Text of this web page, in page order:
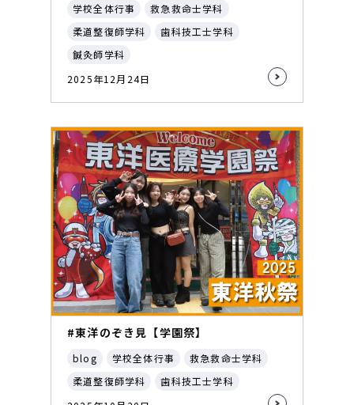
学校全体行事
救急救命士学科
柔道整復師学科
歯科技工士学科
鍼灸師学科
2025年12月24日
#東洋のぞき見【学園祭】
blog 学校全体行事
救急救命士学科
柔道整復師学科
歯科技工士学科